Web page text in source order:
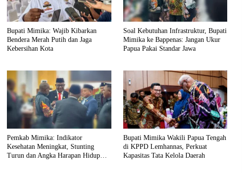
Bupati Mimika: Wajib Kibarkan
Bendera Merah Putih dan Jaga
Kebersihan Kota
Soal Kebutuhan Infrastruktur, Bupati
Mimika ke Bappenas: Jangan Ukur
Papua Pakai Standar Jawa
Pemkab Mimika: Indikator
Kesehatan Meningkat, Stunting
Turun dan Angka Harapan Hidup
Bupati Mimika Wakili Papua Tengah
di KPPD Lemhannas, Perkuat
Kapasitas Tata Kelola Daerah